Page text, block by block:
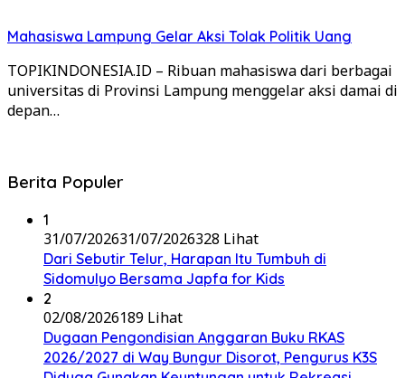
Mahasiswa Lampung Gelar Aksi Tolak Politik Uang
TOPIKINDONESIA.ID – Ribuan mahasiswa dari berbagai
universitas di Provinsi Lampung menggelar aksi damai di
depan…
Berita Populer
1
31/07/202631/07/2026328 Lihat
Dari Sebutir Telur, Harapan Itu Tumbuh di
Sidomulyo Bersama Japfa for Kids
2
02/08/2026189 Lihat
Dugaan Pengondisian Anggaran Buku RKAS
2026/2027 di Way Bungur Disorot, Pengurus K3S